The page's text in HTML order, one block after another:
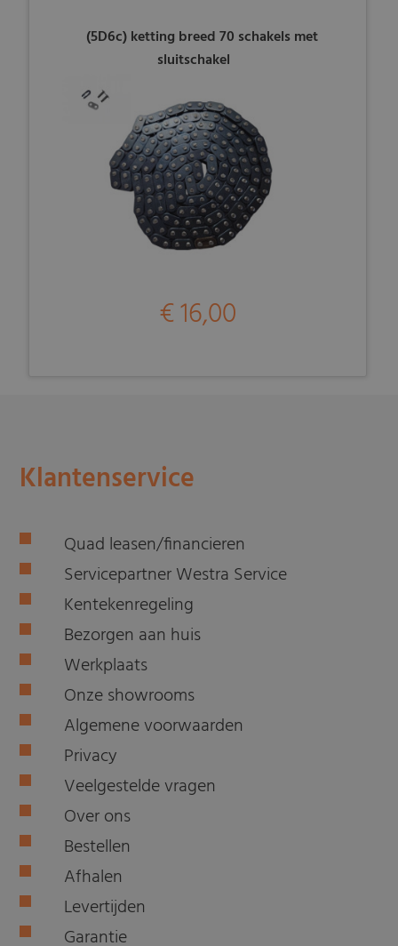
(5D6c) ketting breed 70 schakels met
sluitschakel
€ 16,00
Klantenservice
Quad leasen/financieren
Servicepartner Westra Service
Kentekenregeling
Bezorgen aan huis
Werkplaats
Onze showrooms
Algemene voorwaarden
Privacy
Veelgestelde vragen
Over ons
Bestellen
Afhalen
Levertijden
Garantie